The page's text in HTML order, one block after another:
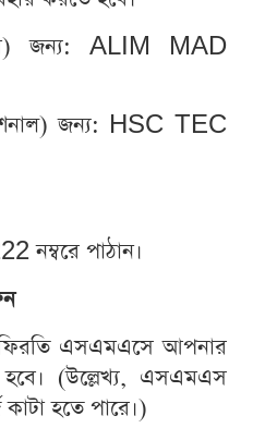
জন্য: ALIM MAD
জন্য: HSC TEC
নম্বরে পাঠান।
ফিরতি এসএমএসে আপনার
(উল্লেখ্য, এসএমএস
কাটা হতে পারে।)